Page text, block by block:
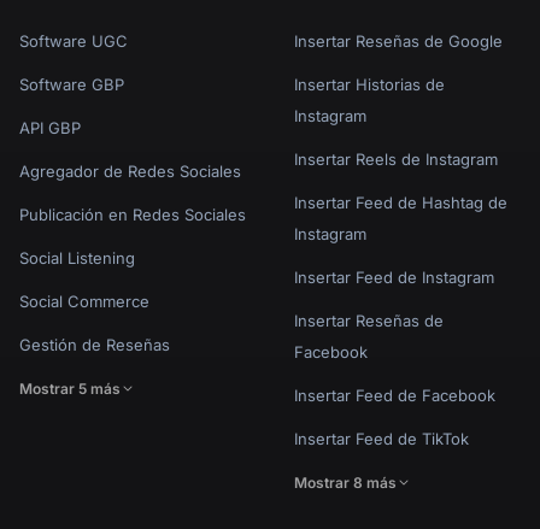
Software UGC
Software GBP
API GBP
Agregador de Redes Sociales
Publicación en Redes Sociales
Social Listening
Social Commerce
Gestión de Reseñas
Mostrar 5 más
Insertar Reseñas de Google
Insertar Historias de
Instagram
Insertar Reels de Instagram
Insertar Feed de Hashtag de
Instagram
Insertar Feed de Instagram
Insertar Reseñas de
Facebook
Insertar Feed de Facebook
Insertar Feed de TikTok
Mostrar 8 más